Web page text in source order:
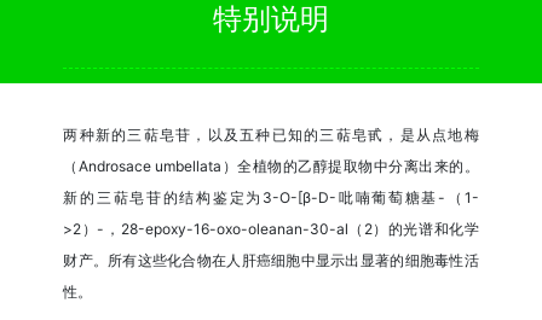
特别说明
两种新的三萜皂苷，以及五种已知的三萜皂甙，是从点地梅
（Androsace umbellata）全植物的乙醇提取物中分离出来的。
新的三萜皂苷的结构鉴定为3-O-[β-D-吡喃葡萄糖基-（1-
>2）-，28-epoxy-16-oxo-oleanan-30-al（2）的光谱和化学
财产。所有这些化合物在人肝癌细胞中显示出显著的细胞毒性活
性。